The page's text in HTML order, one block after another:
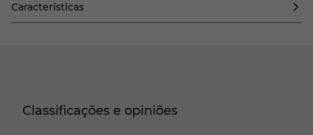
Características
Classificações e opiniões